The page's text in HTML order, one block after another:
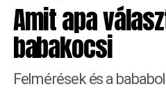
Amit apa
babakocsi
Felmérések és a